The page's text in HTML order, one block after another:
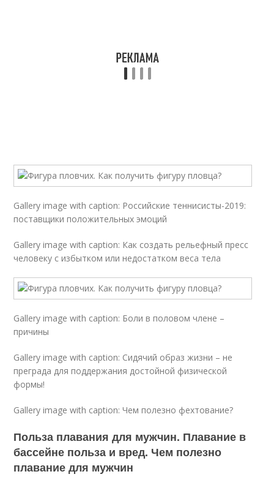
Gallery image with caption: Российские теннисисты-2019:
поставщики положительных эмоций
Gallery image with caption: Как создать рельефный пресс
человеку с избытком или недостатком веса тела
Gallery image with caption: Боли в половом члене –
причины
Gallery image with caption: Сидячий образ жизни – не
преграда для поддержания достойной физической
формы!
Gallery image with caption: Чем полезно фехтование?
Польза плавания для мужчин. Плавание в
бассейне польза и вред. Чем полезно
плавание для мужчин